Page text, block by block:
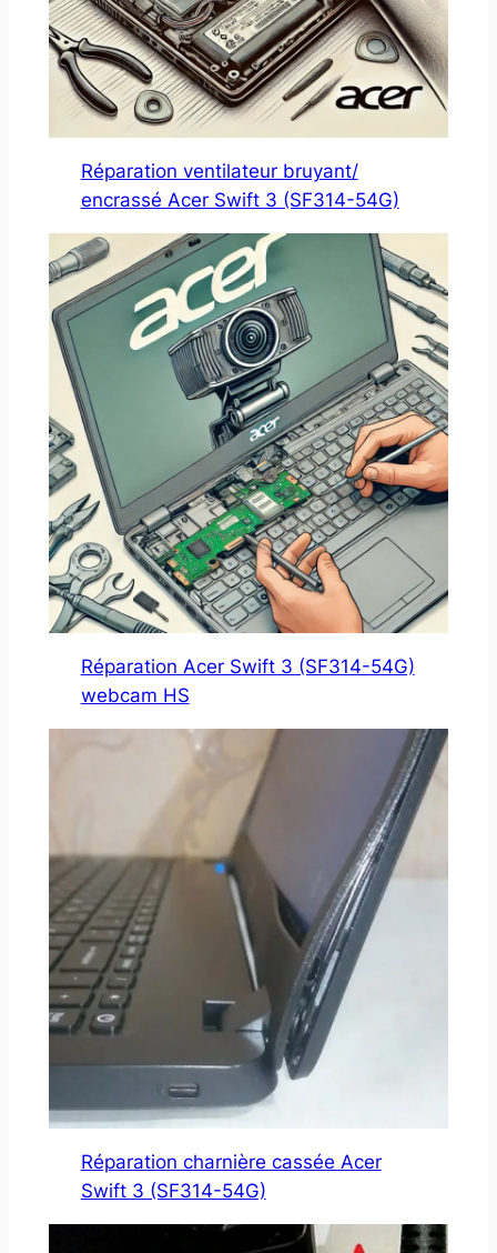
Réparation ventilateur bruyant/
encrassé Acer Swift 3 (SF314-54G)
Réparation Acer Swift 3 (SF314-54G)
webcam HS
Réparation charnière cassée Acer
Swift 3 (SF314-54G)